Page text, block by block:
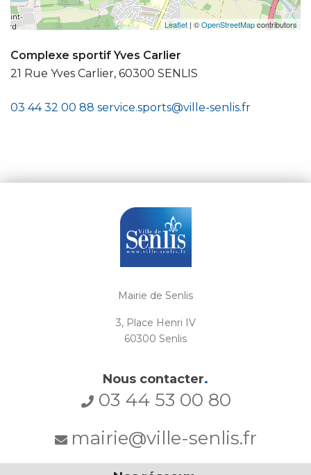
Leaflet | ©OpenStreetMapcontributors
Complexe sportif Yves Carlier
21 Rue Yves Carlier, 60300 SENLIS
03 44 32 00 88 service.sports@ville-senlis.fr
Mairie de Senlis
3, Place Henri IV
60300 Senlis
Nous contacter.
03 44 53 00 80
mairie@ville-senlis.fr